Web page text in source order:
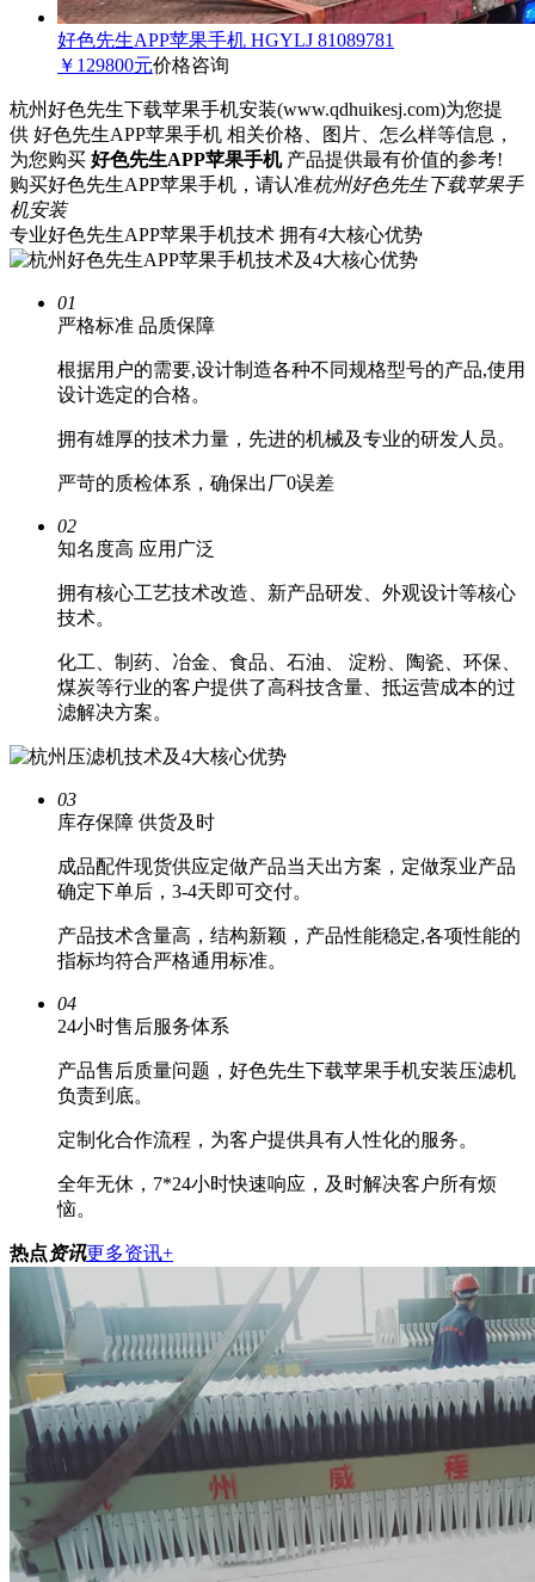
好色先生APP苹果手机 HGYLJ 81089781
￥129800元价格咨询
杭州好色先生下载苹果手机安装(www.qdhuikesj.com)为您提
供 好色先生APP苹果手机 相关价格、图片、怎么样等信息，
为您购买 好色先生APP苹果手机产品提供最有价值的参考!
购买好色先生APP苹果手机，请认准杭州好色先生下载苹果手
机安装
专业好色先生APP苹果手机技术 拥有4大核心优势
01
严格标准 品质保障
根据用户的需要,设计制造各种不同规格型号的产品,使用
设计选定的合格。
拥有雄厚的技术力量，先进的机械及专业的研发人员。
严苛的质检体系，确保出厂0误差
02
知名度高 应用广泛
拥有核心工艺技术改造、新产品研发、外观设计等核心
技术。
化工、制药、冶金、食品、石油、 淀粉、陶瓷、环保、
煤炭等行业的客户提供了高科技含量、抵运营成本的过
滤解决方案。
03
库存保障 供货及时
成品配件现货供应定做产品当天出方案，定做泵业产品
确定下单后，3-4天即可交付。
产品技术含量高，结构新颖，产品性能稳定,各项性能的
指标均符合严格通用标准。
04
24小时售后服务体系
产品售后质量问题，好色先生下载苹果手机安装压滤机
负责到底。
定制化合作流程，为客户提供具有人性化的服务。
全年无休，7*24小时快速响应，及时解决客户所有烦
恼。
热点资讯更多资讯+